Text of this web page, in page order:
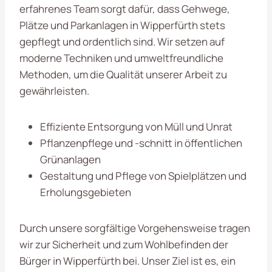
erfahrenes Team sorgt dafür, dass Gehwege,
Plätze und Parkanlagen in Wipperfürth stets
gepflegt und ordentlich sind. Wir setzen auf
moderne Techniken und umweltfreundliche
Methoden, um die Qualität unserer Arbeit zu
gewährleisten.
Effiziente Entsorgung von Müll und Unrat
Pflanzenpflege und -schnitt in öffentlichen
Grünanlagen
Gestaltung und Pflege von Spielplätzen und
Erholungsgebieten
Durch unsere sorgfältige Vorgehensweise tragen
wir zur Sicherheit und zum Wohlbefinden der
Bürger in Wipperfürth bei. Unser Ziel ist es, ein